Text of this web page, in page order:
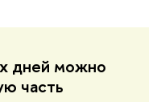
дней можно
часть